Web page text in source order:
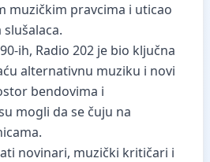
muzičkim pravcima i uticao
ih, Radio 202 je bio ključna
alternativnu muziku i novi
bendovima i
mogli da se čuju na
novinari, muzički kritičari i